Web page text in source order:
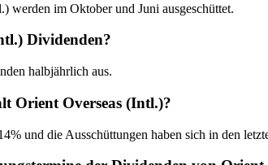
werden im Oktober und Juni ausgeschüttet.
Dividenden?
halbjährlich aus.
Orient Overseas (Intl.)?
und die Ausschüttungen haben sich in den